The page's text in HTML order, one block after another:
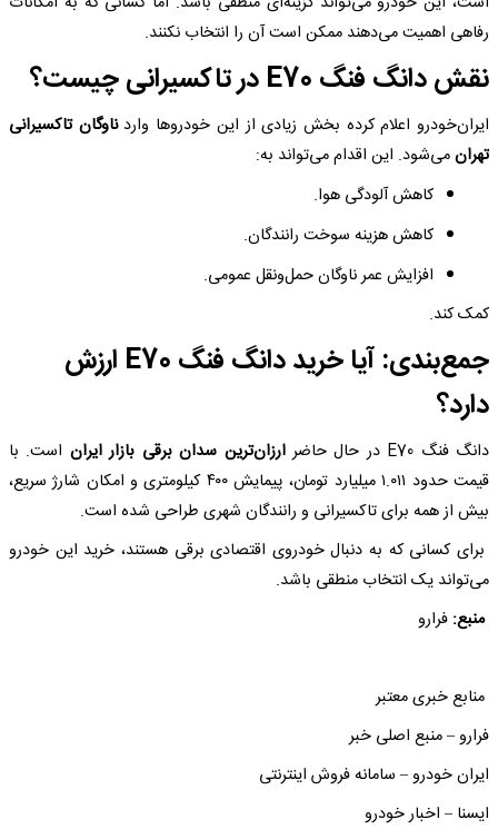
رفاهی اهمیت می‌دهند ممکن است آن را انتخاب نکنند.
نقش دانگ فنگ E70 در تاکسیرانی چیست؟
ایران‌خودرو اعلام کرده بخش زیادی از این خودروها واردناوگان تاکسیرانی
تهرانمی‌شود. این اقدام می‌تواند به:
کاهش آلودگی هوا.
کاهش هزینه سوخت رانندگان.
افزایش عمر ناوگان حمل‌ونقل عمومی.
کمک کند.
جمع‌بندی: آیا خرید دانگ فنگ E70 ارزش
دارد؟
دانگ فنگ E70 در حال حاضر ارزان‌ترین سدان برقی بازار ایران است. با
قیمت حدود ۱.۰۱۱ میلیارد تومان، پیمایش ۴۰۰ کیلومتری و امکان شارژ سریع،
بیش از همه برای تاکسیرانی و رانندگان شهری طراحی شده است.
برای کسانی که به دنبال خودروی اقتصادی برقی هستند، خرید این خودرو
می‌تواند یک انتخاب منطقی باشد.
منبع: فرارو
منابع خبری معتبر
فرارو – منبع اصلی خبر
ایران خودرو – سامانه فروش اینترنتی
ایسنا – اخبار خودرو